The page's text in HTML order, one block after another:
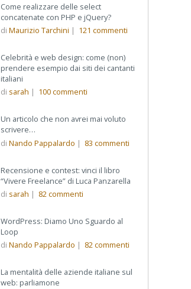
Come realizzare delle select
concatenate con PHP e jQuery?
di Maurizio Tarchini | 121 commenti
Celebrità e web design: come (non)
prendere esempio dai siti dei cantanti
italiani
di sarah | 100commenti
Un articolo che non avrei mai voluto
scrivere…
di Nando Pappalardo | 83 commenti
Recensione e contest: vinci il libro
“Vivere Freelance” di Luca Panzarella
di sarah | 82commenti
WordPress: Diamo Uno Sguardo al
Loop
di Nando Pappalardo | 82commenti
La mentalità delle aziende italiane sul
web: parliamone